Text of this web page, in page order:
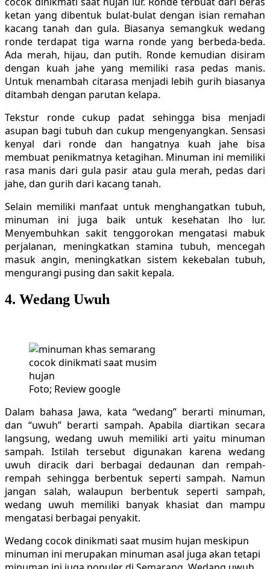
ketan yang dibentuk bulat-bulat dengan isian remahan
kacang tanah dan gula. Biasanya semangkuk wedang
ronde terdapat tiga warna ronde yang berbeda-beda.
Ada merah, hijau, dan putih. Ronde kemudian disiram
dengan kuah jahe yang memiliki rasa pedas manis.
Untuk menambah citarasa menjadi lebih gurih biasanya
ditambah dengan parutan kelapa.
Tekstur ronde cukup padat sehingga bisa menjadi
asupan bagi tubuh dan cukup mengenyangkan. Sensasi
kenyal dari ronde dan hangatnya kuah jahe bisa
membuat penikmatnya ketagihan. Minuman ini memiliki
rasa manis dari gula pasir atau gula merah, pedas dari
jahe, dan gurih dari kacang tanah.
Selain memiliki manfaat untuk menghangatkan tubuh,
minuman ini juga baik untuk kesehatan lho lur.
Menyembuhkan sakit tenggorokan mengatasi mabuk
perjalanan, meningkatkan stamina tubuh, mencegah
masuk angin, meningkatkan sistem kekebalan tubuh,
mengurangi pusing dan sakit kepala.
4. Wedang Uwuh
Foto; Review google
Dalam bahasa Jawa, kata “wedang” berarti minuman,
dan “uwuh” berarti sampah. Apabila diartikan secara
langsung, wedang uwuh memiliki arti yaitu minuman
sampah. Istilah tersebut digunakan karena wedang
uwuh diracik dari berbagai dedaunan dan rempah-
rempah sehingga berbentuk seperti sampah. Namun
jangan salah, walaupun berbentuk seperti sampah,
wedang uwuh memiliki banyak khasiat dan mampu
mengatasi berbagai penyakit.
Wedang cocok dinikmati saat musim hujan meskipun
minuman ini merupakan minuman asal juga akan tetapi